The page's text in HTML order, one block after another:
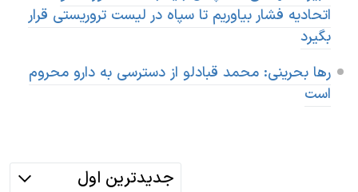
اتحادیه فشار بیاوریم تا سپاه در لیست تروریستی قرار
بگیرد
رها بحرینی: محمد قبادلو از دسترسی به دارو محروم
است
جدیدترین اول